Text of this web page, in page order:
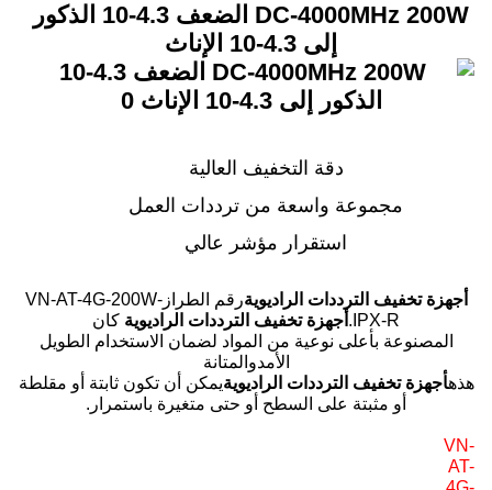
DC-4000MHz 200W الضعف 4.3-10 الذكور
إلى 4.3-10 الإناث
دقة التخفيف العالية
مجموعة واسعة من ترددات العمل
استقرار مؤشر عالي
أجهزة تخفيف الترددات الراديويةرقم الطرازVN-AT-4G-200W-
IPX-R
. أجهزة تخفيف الترددات الراديوية كان
المصنوعة بأعلى نوعية من المواد لضمان الاستخدام الطويل
الأمدوالمتانة
هذهأجهزة تخفيف الترددات الراديويةيمكن أن تكون ثابتة أو مقلطة
أو مثبتة على السطح أو حتى متغيرة باستمرار.
VN-
AT-